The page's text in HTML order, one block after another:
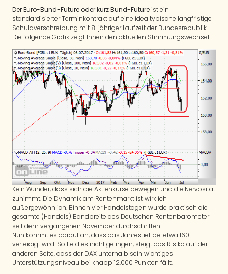
Der Euro-Bund-Future oder kurz Bund-Future ist ein
standardisierter Terminkontrakt auf eine idealtypische langfristige
Schuldverschreibung mit 8-jähriger Laufzeit der Bundesrepublik.
Die folgende Grafik zeigt Ihnen den aktuellen Stimmungswechsel.
Kein Wunder, dass sich die Aktienkurse bewegen und die Nervosität
zunimmt. Die Dynamik am Rentenmarkt ist wirklich
außergewöhnlich. Binnen vier Handelstagen wurde praktisch die
gesamte (Handels) Bandbreite des Deutschen Rentenbarometer
seit dem vergangenen November durchschritten.
Nun kommt es darauf an, dass das Jahrestief bei etwa 160
verteidigt wird. Sollte dies nicht gelingen, steigt das Risiko auf der
anderen Seite, dass der DAX unterhalb sein wichtiges
Unterstützungsniveau bei knapp 12.000 Punkten fällt.